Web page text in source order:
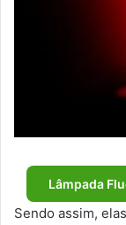
Lâmpada
Sendo assim,